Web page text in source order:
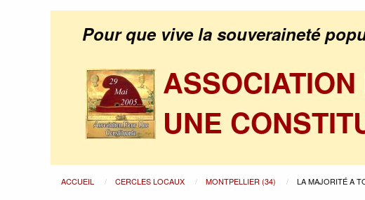
Pour que vive la souveraineté
ASSOCIATION
UNE
ACCUEIL CERCLES LOCAUX MONTPELLIER (34) LA MAJORITÉ A